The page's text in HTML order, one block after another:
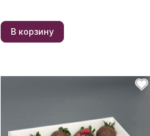
В корзину